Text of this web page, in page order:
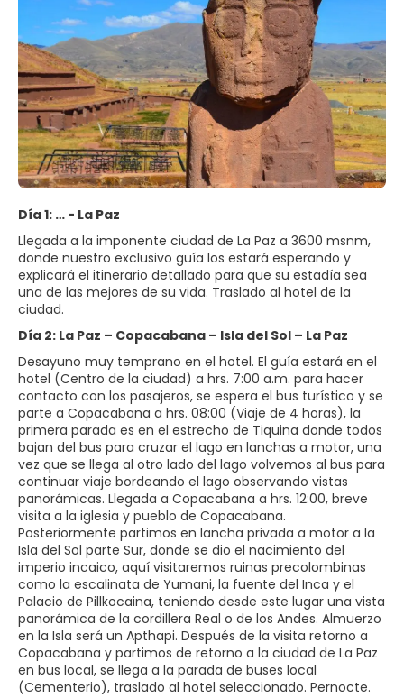
Día 1: … - La Paz
Llegada a la imponente ciudad de La Paz a 3600 msnm,
donde nuestro exclusivo guía los estará esperando y
explicará el itinerario detallado para que su estadía sea
una de las mejores de su vida. Traslado al hotel de la
ciudad.
Día 2: La Paz – Copacabana – Isla del Sol – La Paz
Desayuno muy temprano en el hotel. El guía estará en el
hotel (Centro de la ciudad) a hrs. 7:00 a.m. para hacer
contacto con los pasajeros, se espera el bus turístico y se
parte a Copacabana a hrs. 08:00 (Viaje de 4 horas), la
primera parada es en el estrecho de Tiquina donde todos
bajan del bus para cruzar el lago en lanchas a motor, una
vez que se llega al otro lado del lago volvemos al bus para
continuar viaje bordeando el lago observando vistas
panorámicas. Llegada a Copacabana a hrs. 12:00, breve
visita a la iglesia y pueblo de Copacabana.
Posteriormente partimos en lancha privada a motor a la
Isla del Sol parte Sur, donde se dio el nacimiento del
imperio incaico, aquí visitaremos ruinas precolombinas
como la escalinata de Yumani, la fuente del Inca y el
Palacio de Pillkocaina, teniendo desde este lugar una vista
panorámica de la cordillera Real o de los Andes. Almuerzo
en la Isla será un Apthapi. Después de la visita retorno a
Copacabana y partimos de retorno a la ciudad de La Paz
en bus local, se llega a la parada de buses local
(Cementerio), traslado al hotel seleccionado. Pernocte.